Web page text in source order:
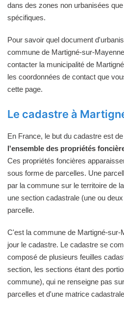
dans des zones non urbanisées
spécifiques.
Pour savoir quel document
commune de Martigné-sur-
contacter la municipalité de
les coordonnées de contact que
cette page.
Le cadastre à
En France, le but du cadastre est de
l'ensemble des propriétés
Ces propriétés foncières
sous forme de parcelles. Une
par la commune sur le territoire de
une section cadastrale (une ou
parcelle.
C'est la commune de Martigné-sur-
jour le cadastre. Le cadastre se
composé de plusieurs feuilles
section, les sections étant des
commune), qui ne renseigne pas
parcelles et d'une matrice